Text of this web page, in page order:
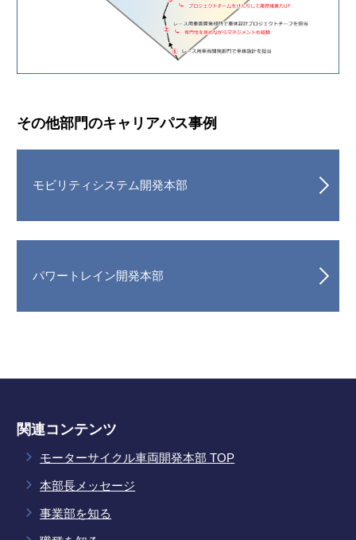
その他部門のキャリアパス事例
モビリティシステム開発本部
パワートレイン開発本部
関連コンテンツ
モーターサイクル車両開発本部 TOP
本部長メッセージ
事業部を知る